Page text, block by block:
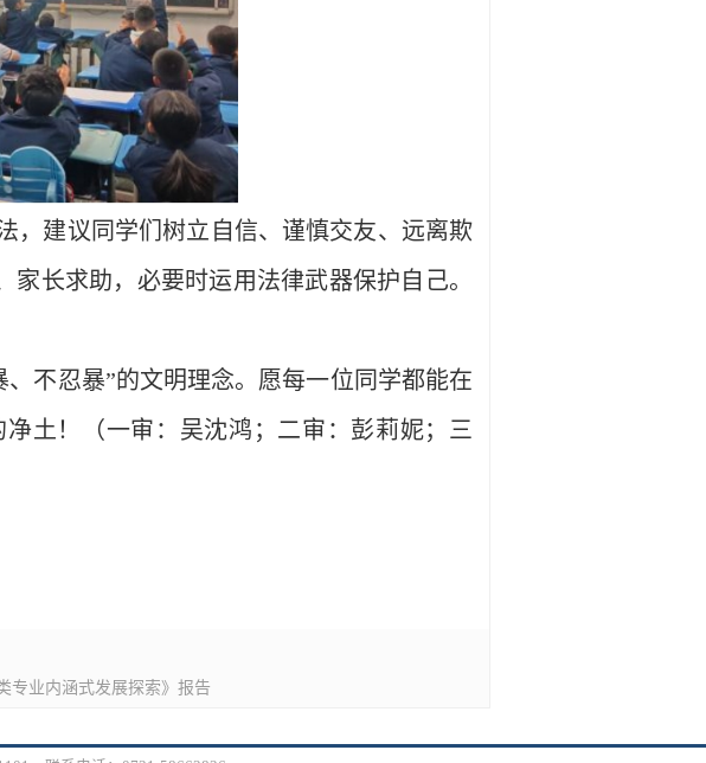
，建议同学们树立自信、谨慎交友、远离欺
长求助，必要时运用法律武器保护自己。
不忍暴”的文明理念。愿每一位同学都能在
土！
（一审：吴沈鸿；二审：彭莉妮；三
专业内涵式发展探索》报告